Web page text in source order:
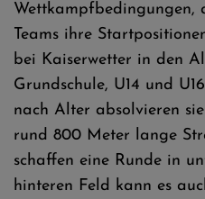
Wettkampfbedingungen,
Teams ihre
bei Kaiserwetter in den
Grundschule, U14 und
nach Alter absolvieren
rund 800 Meter lange
schaffen eine Runde in
hinteren Feld kann es